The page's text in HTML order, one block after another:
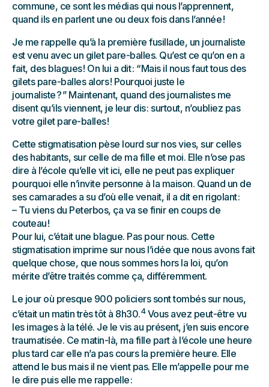
commune, ce sont les médias qui nous l’apprennent,
quand ils en parlent une ou deux fois dans l’année !
Je me rappelle qu’à la première fusillade, un journaliste
est venu avec un gilet pare-balles. Qu’est ce qu’on en a
fait, des blagues ! On lui a dit : “ Mais il nous faut tous des
gilets pare-balles alors ! Pourquoi juste le
journaliste ? ” Maintenant, quand des journalistes me
disent qu’ils viennent, je leur dis : surtout, n’oubliez pas
votre gilet pare-balles !
Cette stigmatisation pèse lourd sur nos vies, sur celles
des habitants, sur celle de ma fille et moi. Elle n’ose pas
dire à l’école qu’elle vit ici, elle ne peut pas expliquer
pourquoi elle n’invite personne à la maison. Quand un de
ses camarades a su d’où elle venait, il a dit en rigolant :
– Tu viens du Peterbos, ça va se finir en coups de
couteau !
Pour lui, c’était une blague. Pas pour nous. Cette
stigmatisation imprime sur nous l’idée que nous avons fait
quelque chose, que nous sommes hors la loi, qu’on
mérite d’être traités comme ça, différemment.
Le jour où presque 900 policiers sont tombés sur nous,
c’était un matin très tôt à 8h30.4Vous avez peut-être vu
les images à la télé. Je le vis au présent, j’en suis encore
traumatisée. Ce matin-là, ma fille part à l’école une heure
plus tard car elle n’a pas cours la première heure. Elle
attend le bus mais il ne vient pas. Elle m’appelle pour me
le dire puis elle me rappelle :